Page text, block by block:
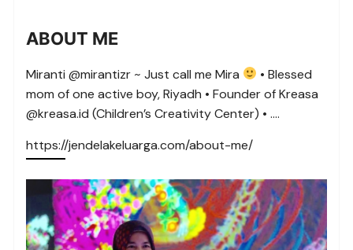
ABOUT ME
Miranti @mirantizr ~ Just call me Mira
• Blessed
mom of one active boy, Riyadh • Founder of Kreasa
@kreasa.id (Children’s Creativity Center) • ….
https://jendelakeluarga.com/about-me/